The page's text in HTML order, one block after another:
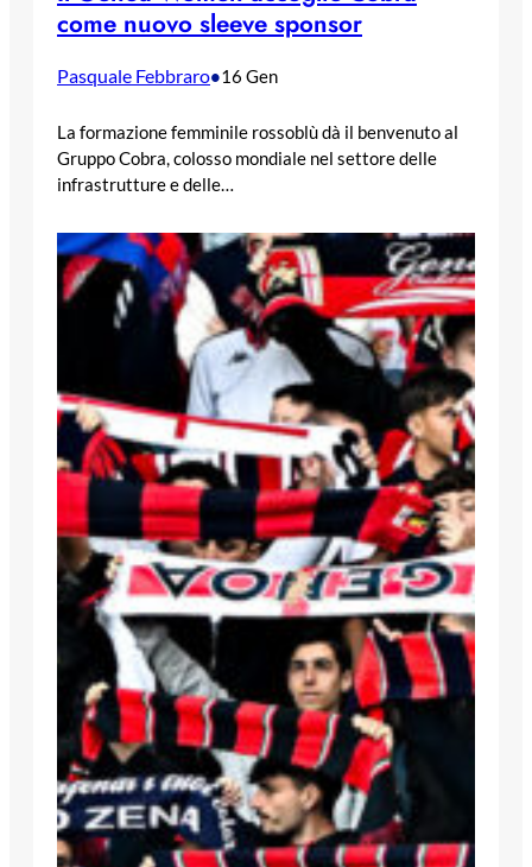
come nuovo sleeve sponsor
Pasquale Febbraro•16 Gen
La formazione femminile rossoblù dà il benvenuto al
Gruppo Cobra, colosso mondiale nel settore delle
infrastrutture e delle…